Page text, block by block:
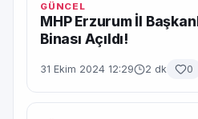
GÜNCEL
MHP Erzurum İl
Binası Açıldı!
31 Ekim 2024 12:29 2 dk 0